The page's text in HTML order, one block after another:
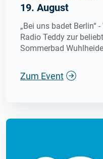
19. August
„Bei uns badet Berlin“
Radio Teddy zur
Sommerbad
Zum Event